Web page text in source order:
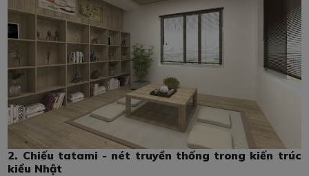
2. Chiếu tatami - nét truyền thống trong kiến trúc
kiểu Nhật